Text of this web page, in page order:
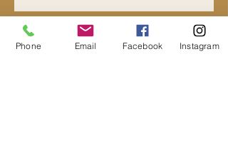
Phone Email Facebook Instagram